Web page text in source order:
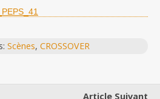
Scènes, CROSSOVER
Article Suivant